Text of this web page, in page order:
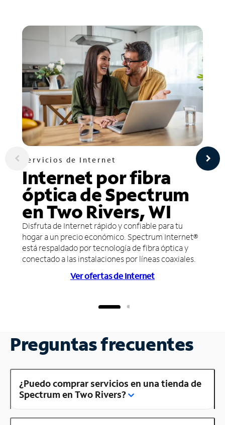
Servicios de Internet
Internet por fibra
óptica de Spectrum
en Two Rivers, WI
Disfruta de Internet rápido y confiable para tu
hogar a un precio económico. Spectrum Internet®
está respaldado por tecnología de fibra óptica y
conectado a las instalaciones por líneas coaxiales.
Ver ofertas de Internet
Preguntas frecuentes
¿Puedo comprar servicios en una tienda de
Spectrum en Two Rivers?